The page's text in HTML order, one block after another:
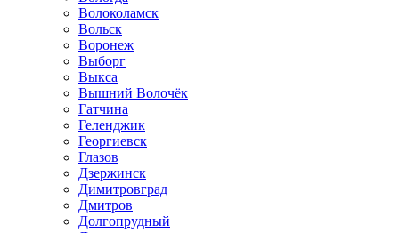
Волоколамск
Вольск
Воронеж
Выборг
Выкса
Вышний Волочёк
Гатчина
Геленджик
Георгиевск
Глазов
Дзержинск
Димитровград
Дмитров
Долгопрудный